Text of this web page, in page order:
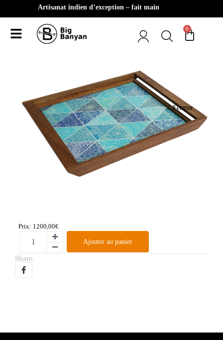
Artisanat indien d’exception – fait main
0
Prix: 1200,00€
Ajouter au panier
Share:
Fermer